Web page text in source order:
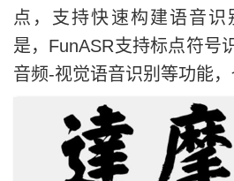
点，支持快速构建语音
是，FunASR支持标点符号
音频-视觉语音识别等功能